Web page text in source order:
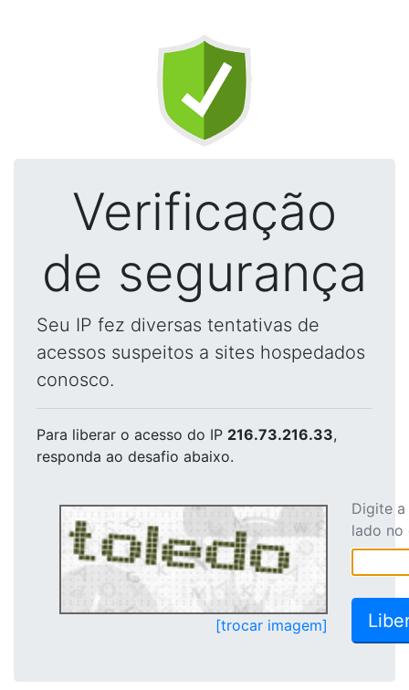
Verificação
de segurança
Seu IP fez diversas tentativas de
acessos suspeitos a sites hospedados
conosco.
Para liberar o acesso do IP 216.73.216.33,
responda ao desafio abaixo.
[trocar imagem]
Digite
lado no